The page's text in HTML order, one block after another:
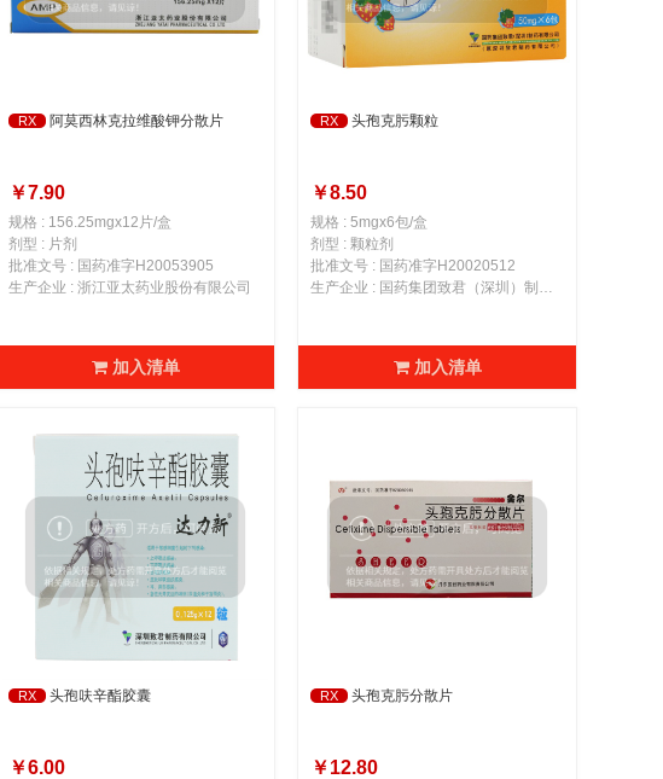
RX 阿莫西林克拉维酸钾分散片
￥7.90
规格 : 156.25mgx12片/盒
剂型 : 片剂
批准文号 : 国药准字H20053905
生产企业 : 浙江亚太药业股份有限公司
加入清单
RX 头孢克肟颗粒
￥8.50
规格 : 5mgx6包/盒
剂型 : 颗粒剂
批准文号 : 国药准字H20020512
生产企业 : 国药集团致君（深圳）制药有限公司（原深圳致君制药有限公司）
加入清单
RX 头孢呋辛酯胶囊
￥6.00
RX 头孢克肟分散片
￥12.80